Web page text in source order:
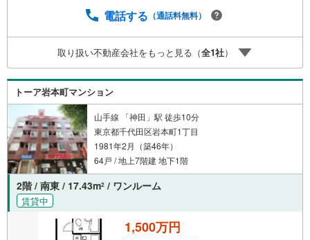
ての対策はお任せください。掲載されている物件は、弊社
い合わせください。※記載賃料等の収入や利回りは、将来に
わたり、得られることを保証するものではありません。※賃
料等については、賃貸中のものについては現在の賃料等
で、空室または所有者居住中等のものについては、周辺の
賃料相場に基づき、満室時を想定して表示しています。
電話する （通話料無料）
取り扱い不動産会社をもっと見る（全1社）
トーア岩本町マンション
山手線 「神田」駅 徒歩10分
東京都千代田区岩本町1丁目
1981年2月（築46年）
64戸 / 地上7階建 地下1階
2階 / 南東 / 17.43m2 / ワンルーム
賃貸中
1,500万円